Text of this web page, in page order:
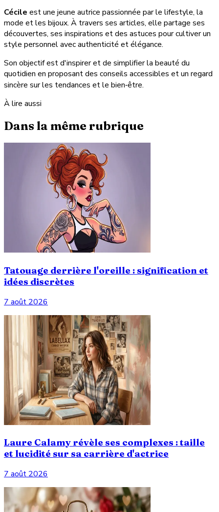
Cécile est une jeune autrice passionnée par le lifestyle, la
mode et les bijoux. À travers ses articles, elle partage ses
découvertes, ses inspirations et des astuces pour cultiver un
style personnel avec authenticité et élégance.
Son objectif est d'inspirer et de simplifier la beauté du
quotidien en proposant des conseils accessibles et un regard
sincère sur les tendances et le bien‑être.
À lire aussi
Dans la même rubrique
Tatouage derrière l'oreille : signification et
idées discrètes
7 août 2026
Laure Calamy révèle ses complexes : taille
et lucidité sur sa carrière d'actrice
7 août 2026